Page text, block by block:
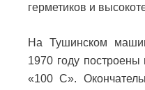
герметиков и
На Тушинском
1970 году
«100 С».